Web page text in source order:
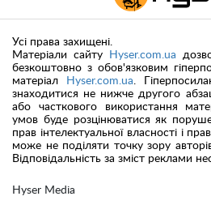
Hyser Media
Усі права захищені.
Матеріали сайту
Hyser.com.ua
безкоштовно з обов'язковим
матеріал
Hyser.com.ua.
знаходитися не нижче другого
або часткового використання
умов буде розцінюватися як
прав інтелектуальної власності і
може не поділяти точку зору
Відповідальність за зміст реклами